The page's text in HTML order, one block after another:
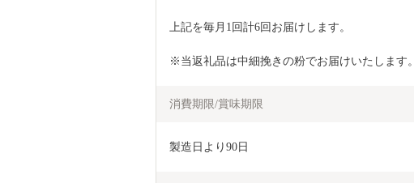
上記を毎月1回計6回お届けします。
※当返礼品は中細挽きの粉でお届けいたします。
消費期限/賞味期限
製造日より90日